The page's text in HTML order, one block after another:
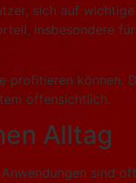
sich auf
insbesondere
können.
offensichtlich.
Alltag
sind